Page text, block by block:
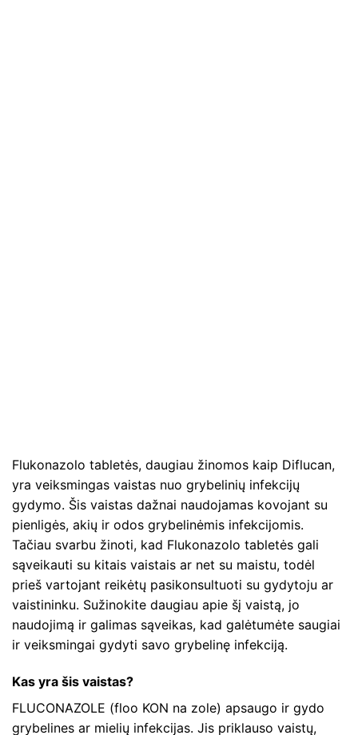
Flukonazolo tabletės, daugiau žinomos kaip Diflucan,
yra veiksmingas vaistas nuo grybelinių infekcijų
gydymo. Šis vaistas dažnai naudojamas kovojant su
pienligės, akių ir odos grybelinėmis infekcijomis.
Tačiau svarbu žinoti, kad Flukonazolo tabletės gali
sąveikauti su kitais vaistais ar net su maistu, todėl
prieš vartojant reikėtų pasikonsultuoti su gydytoju ar
vaistininku. Sužinokite daugiau apie šį vaistą, jo
naudojimą ir galimas sąveikas, kad galėtumėte saugiai
ir veiksmingai gydyti savo grybelinę infekciją.
Kas yra šis vaistas?
FLUCONAZOLE (floo KON na zole) apsaugo ir gydo
grybelines ar mielių infekcijas. Jis priklauso vaistų,